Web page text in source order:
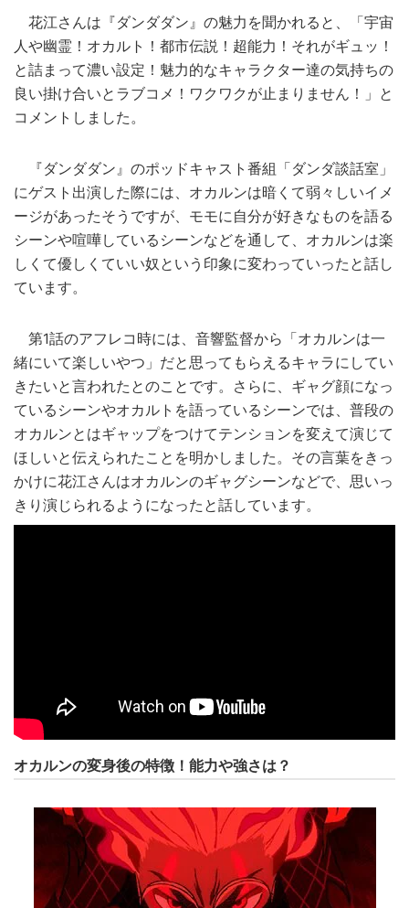
花江さんは『ダンダダン』の魅力を聞かれると、「宇宙
人や幽霊！オカルト！都市伝説！超能力！それがギュッ！
と詰まって濃い設定！魅力的なキャラクター達の気持ちの
良い掛け合いとラブコメ！ワクワクが止まりません！」と
コメントしました。
『ダンダダン』のポッドキャスト番組「ダンダ談話室」
にゲスト出演した際には、オカルンは暗くて弱々しいイメ
ージがあったそうですが、モモに自分が好きなものを語る
シーンや喧嘩しているシーンなどを通して、オカルンは楽
しくて優しくていい奴という印象に変わっていったと話し
ています。
第1話のアフレコ時には、音響監督から「オカルンは一
緒にいて楽しいやつ」だと思ってもらえるキャラにしてい
きたいと言われたとのことです。さらに、ギャグ顔になっ
ているシーンやオカルトを語っているシーンでは、普段の
オカルンとはギャップをつけてテンションを変えて演じて
ほしいと伝えられたことを明かしました。その言葉をきっ
かけに花江さんはオカルンのギャグシーンなどで、思いっ
きり演じられるようになったと話しています。
オカルンの変身後の特徴！能力や強さは？